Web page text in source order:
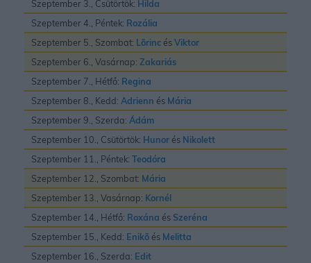
Szeptember 3., Csütörtök: Hilda
Szeptember 4., Péntek: Rozália
Szeptember 5., Szombat: Lõrinc ésViktor
Szeptember 6., Vasárnap: Zakariás
Szeptember 7., Hétfő: Regina
Szeptember 8., Kedd: Adrienn és Mária
Szeptember 9., Szerda: Ádám
Szeptember 10., Csütörtök: Hunor és Nikolett
Szeptember 11., Péntek: Teodóra
Szeptember 12., Szombat: Mária
Szeptember 13., Vasárnap: Kornél
Szeptember 14., Hétfő: Roxána és Szeréna
Szeptember 15., Kedd: Enikõ és Melitta
Szeptember 16., Szerda: Edit